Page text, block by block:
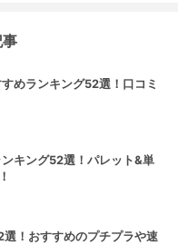
めランキング52選！口コミ
キング52選！パレット&単
！おすすめのプチプラや速